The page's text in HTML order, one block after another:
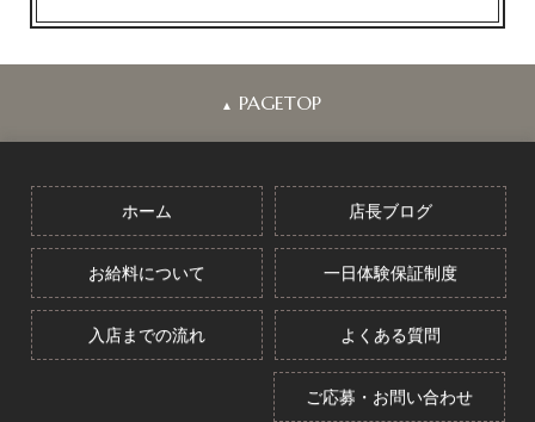
▲ PAGETOP
ホーム 店長ブログ
お給料について 一日体験保証制度
入店までの流れ よくある質問
ご応募・お問い合わせ